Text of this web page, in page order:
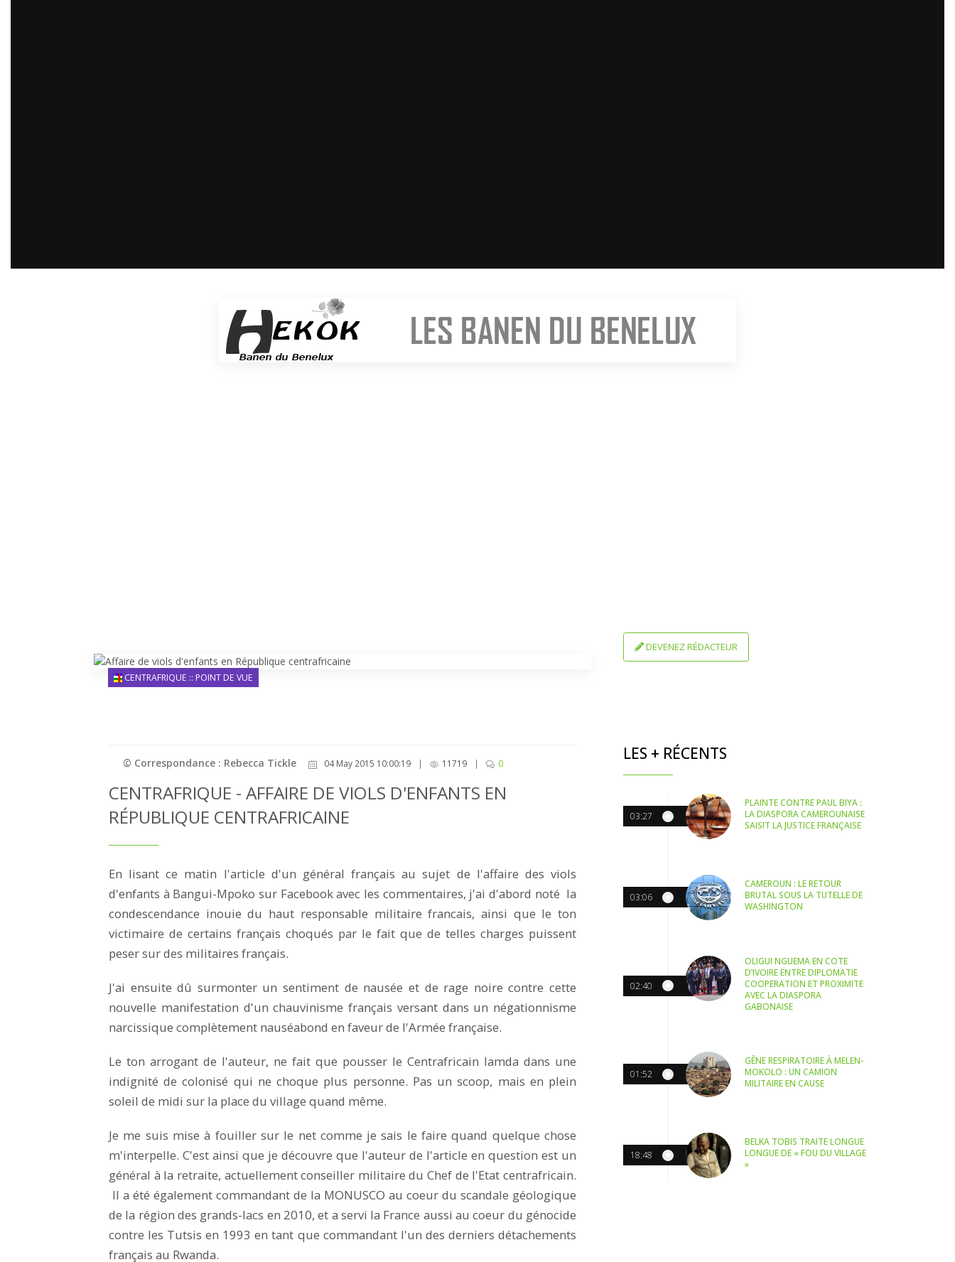
CENTRAFRIQUE :: POINT DE VUE
© Correspondance : Rebecca Tickle 04 May 2015 10:00:19 | 11719 | 0
CENTRAFRIQUE - AFFAIRE DE VIOLS D'ENFANTS EN
RÉPUBLIQUE CENTRAFRICAINE
En lisant ce matin l'article d'un général français au sujet de l'affaire des viols
d'enfants à Bangui-Mpoko sur Facebook avec les commentaires, j'ai d'abord noté la
condescendance inouie du haut responsable militaire francais, ainsi que le ton
victimaire de certains français choqués par le fait que de telles charges puissent
peser sur des militaires français.
J'ai ensuite dû surmonter un sentiment de nausée et de rage noire contre cette
nouvelle manifestation d'un chauvinisme français versant dans un négationnisme
narcissique complètement nauséabond en faveur de l'Armée française.
Le ton arrogant de l'auteur, ne fait que pousser le Centrafricain lamda dans une
indignité de colonisé qui ne choque plus personne. Pas un scoop, mais en plein
soleil de midi sur la place du village quand même.
Je me suis mise à fouiller sur le net comme je sais le faire quand quelque chose
m'interpelle. C'est ainsi que je découvre que l'auteur de l'article en question est un
général à la retraite, actuellement conseiller militaire du Chef de l'Etat centrafricain.
Il a été également commandant de la MONUSCO au coeur du scandale géologique
de la région des grands-lacs en 2010, et a servi la France aussi au coeur du génocide
contre les Tutsis en 1993 en tant que commandant l'un des derniers détachements
français au Rwanda.
DEVENEZ RÉDACTEUR
LES + RÉCENTS
03:27
PLAINTE CONTRE PAUL BIYA :
LA DIASPORA CAMEROUNAISE
SAISIT LA JUSTICE FRANÇAISE
03:06
CAMEROUN : LE RETOUR
BRUTAL SOUS LA TUTELLE DE
WASHINGTON
02:40
OLIGUI NGUEMA EN COTE
D’IVOIRE ENTRE DIPLOMATIE
COOPERATION ET PROXIMITE
AVEC LA DIASPORA
GABONAISE
01:52
GÊNE RESPIRATOIRE À MELEN-
MOKOLO : UN CAMION
MILITAIRE EN CAUSE
18:48
BELKA TOBIS TRAITE LONGUE
LONGUE DE « FOU DU VILLAGE
»